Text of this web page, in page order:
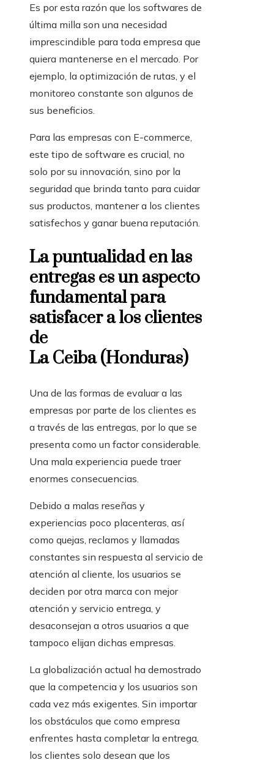
Es por esta razón que los softwares de
última milla son una necesidad
imprescindible para toda empresa que
quiera mantenerse en el mercado. Por
ejemplo, la optimización de rutas, y el
monitoreo constante son algunos de
sus beneficios.
Para las empresas con E-commerce,
este tipo de software es crucial, no
solo por su innovación, sino por la
seguridad que brinda tanto para cuidar
sus productos, mantener a los clientes
satisfechos y ganar buena reputación.
La puntualidad en las
entregas es un aspecto
fundamental para
satisfacer a los clientes
de
La Ceiba (Honduras)
Una de las formas de evaluar a las
empresas por parte de los clientes es
a través de las entregas, por lo que se
presenta como un factor considerable.
Una mala experiencia puede traer
enormes consecuencias.
Debido a malas reseñas y
experiencias poco placenteras, así
como quejas, reclamos y llamadas
constantes sin respuesta al servicio de
atención al cliente, los usuarios se
deciden por otra marca con mejor
atención y servicio entrega, y
desaconsejan a otros usuarios a que
tampoco elijan dichas empresas.
La globalización actual ha demostrado
que la competencia y los usuarios son
cada vez más exigentes. Sin importar
los obstáculos que como empresa
enfrentes hasta completar la entrega,
los clientes solo desean que los